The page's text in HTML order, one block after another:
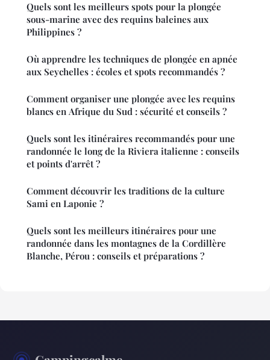
Quels sont les meilleurs spots pour la plongée
sous-marine avec des requins baleines aux
Philippines ?
Où apprendre les techniques de plongée en apnée
aux Seychelles : écoles et spots recommandés ?
Comment organiser une plongée avec les requins
blancs en Afrique du Sud : sécurité et conseils ?
Quels sont les itinéraires recommandés pour une
randonnée le long de la Riviera italienne : conseils
et points d'arrêt ?
Comment découvrir les traditions de la culture
Sami en Laponie ?
Quels sont les meilleurs itinéraires pour une
randonnée dans les montagnes de la Cordillère
Blanche, Pérou : conseils et préparations ?